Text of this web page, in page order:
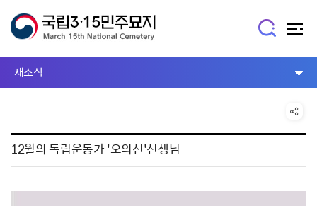
새소식
12월의 독립운동가 '오의선'선생님